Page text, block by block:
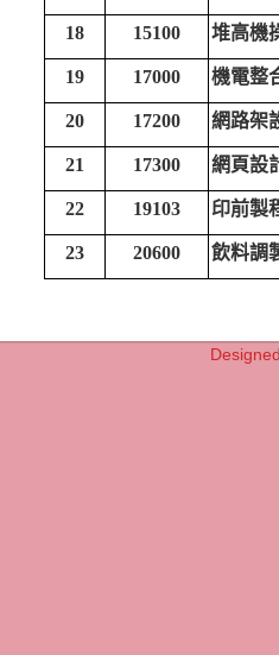
18 15100 堆高機
19 17000 機電整
20 17200 網路架
21 17300 網頁設
22 19103 印前製
23 20600 飲料調